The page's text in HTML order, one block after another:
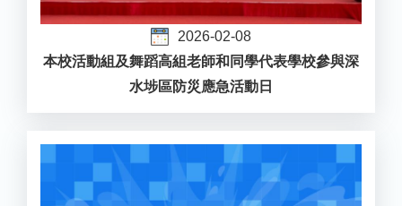
2026-02-08
本校活動組及舞蹈高組老師和同學代表學校參與深
水埗區防災應急活動日